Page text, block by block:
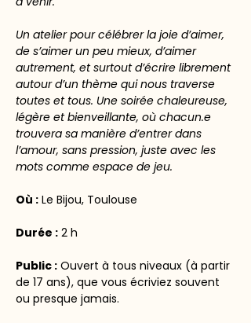
Un atelier pour célébrer la joie d’aimer,
de s’aimer un peu mieux, d’aimer
autrement, et surtout d’écrire librement
autour d’un thème qui nous traverse
toutes et tous. Une soirée chaleureuse,
légère et bienveillante, où chacun.e
trouvera sa manière d’entrer dans
l’amour, sans pression, juste avec les
mots comme espace de jeu.
Où : Le Bijou, Toulouse
Durée : 2 h
Public : Ouvert à tous niveaux (à partir
de 17 ans), que vous écriviez souvent
ou presque jamais.